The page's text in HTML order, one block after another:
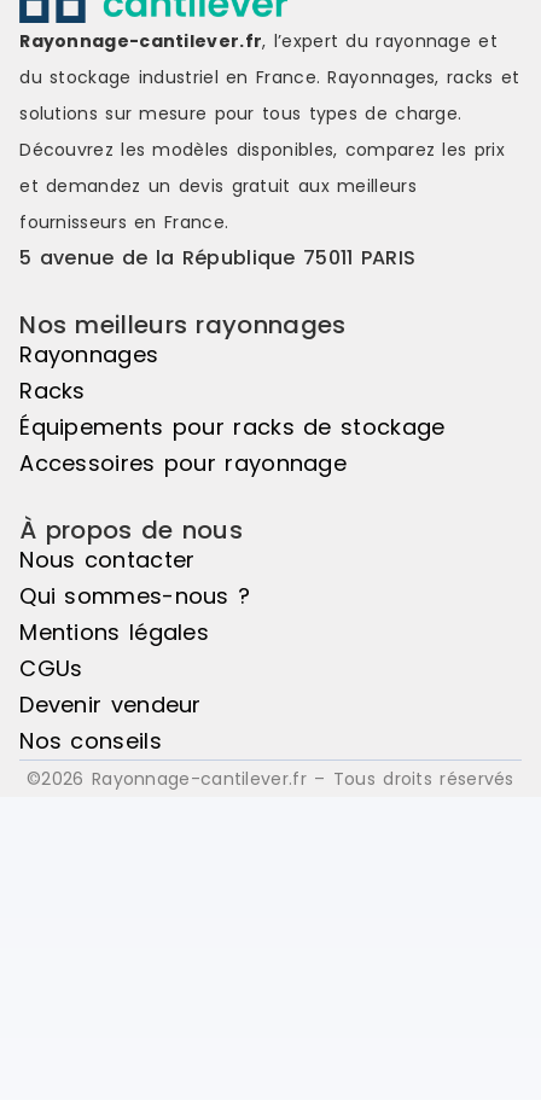
Rayonnage-cantilever.fr, l’expert du rayonnage et
du stockage industriel en France. Rayonnages, racks et
solutions sur mesure pour tous types de charge.
Découvrez les modèles disponibles, comparez les prix
et demandez un devis gratuit aux meilleurs
fournisseurs en France.
5 avenue de la République 75011 PARIS
Nos meilleurs rayonnages
Rayonnages
Racks
Équipements pour racks de stockage
Accessoires pour rayonnage
À propos de nous
Nous contacter
Qui sommes-nous ?
Mentions légales
CGUs
Devenir vendeur
Nos conseils
©2026 Rayonnage-cantilever.fr – Tous droits réservés